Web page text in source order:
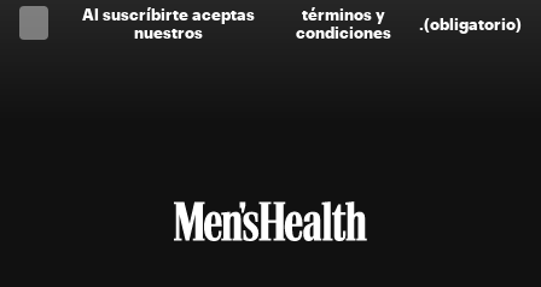
Al suscríbirte aceptas
nuestros
términos y
condiciones
(obligatorio)